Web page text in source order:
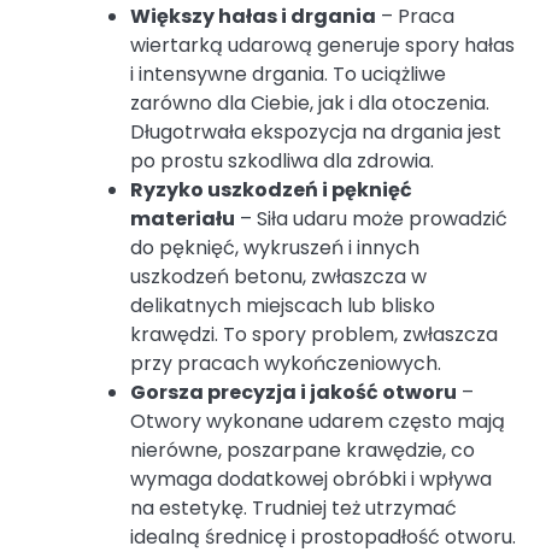
Większy hałas i drgania – Praca
wiertarką udarową generuje spory hałas
i intensywne drgania. To uciążliwe
zarówno dla Ciebie, jak i dla otoczenia.
Długotrwała ekspozycja na drgania jest
po prostu szkodliwa dla zdrowia.
Ryzyko uszkodzeń i pęknięć
materiału – Siła udaru może prowadzić
do pęknięć, wykruszeń i innych
uszkodzeń betonu, zwłaszcza w
delikatnych miejscach lub blisko
krawędzi. To spory problem, zwłaszcza
przy pracach wykończeniowych.
Gorsza precyzja i jakość otworu –
Otwory wykonane udarem często mają
nierówne, poszarpane krawędzie, co
wymaga dodatkowej obróbki i wpływa
na estetykę. Trudniej też utrzymać
idealną średnicę i prostopadłość otworu.